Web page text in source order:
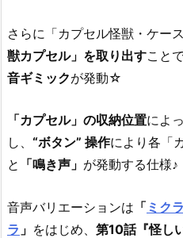
さらに「カプセル怪獣・ケー
獣カプセル」を取り出すこと
音ギミックが発動☆
「カプセル」の収納位置によ
し、 “ボタン” 操作により各「
と 「鳴き声」 が発動する仕様♪
音声バリエーションは 「 ミク
ラ 」 をはじめ、 第10話『怪し